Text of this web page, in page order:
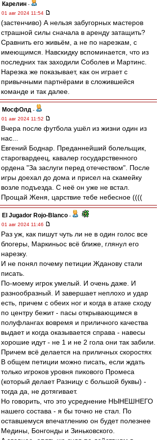
Карелин -
01 авг 2024 11:54
(застенчиво) А нельзя забугорных мастеров
страшной силы сначала в аренду затащить?
Сравнить его живьём, а не по нарезкам, с
имеющимся. Навскидку вспоминается, что из
последних так заходили Соболев и Мартинс.
Нарезка же показывает, как он играет с
привычными партнёрами в сложившейся
команде и так далее.
МосфОлд -
01 авг 2024 11:52
Вчера после футбола ушёл из жизни один из
нас...
Евгений Боднар. Преданнейший болельщик,
старогвардеец, кавалер государственного
ордена "За заслуги перед отечеством". После
игры доехал до дома и присел на скамейку
возле подъезда. С неё он уже не встал.
Прощай Женя, царствие тебе небесное ((((
El Jugador Rojo-Blanco -
01 авг 2024 11:46
Раз уж, как пишут чуть ли не в один голос все
блогеры, Маркиньос всё ближе, глянул его
нарезку.
И не понял почему петиции Жданову стали
писать.
По-моему игрок умелый. И очень даже. И
разнообразный. И завершает неплохо и удар
есть, причем с обеих ног и когда в атаке сходу
по центру бежит - пасы открывающимся в
полуфлангах вовремя и приличного качества
выдает и когда оказывается справа - навесы
хорошие идут - не 1 и не 2 гола они так забили.
Причем всё делается на приличных скоростях
В общем петиции можно писать, если ждать
только игроков уровня пикового Промеса
(который делает Разницу с большой буквы) -
тогда да, не дотягивает.
Но говорить, что это усреднение НЫНЕШНЕГО
нашего состава - я бы точно не стал. По
оставшемуся впечатлению он будет полезнее
Медины, Бонгонды и Зиньковского.